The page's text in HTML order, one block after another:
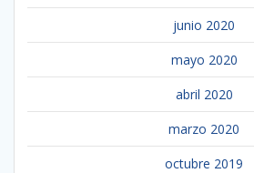
junio 2020
mayo 2020
abril 2020
marzo 2020
octubre 2019